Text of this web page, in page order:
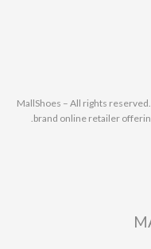
© 2025 MallShoes – All rights
brand online retailer